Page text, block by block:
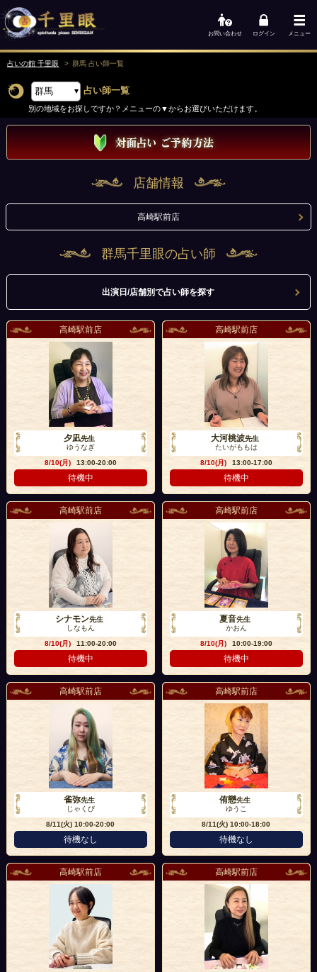
お問い合わせ ログイン メニュー
占いの館 千里眼 群馬 占い師一覧
占い師一覧
別の地域をお探しですか？メニューの▼からお選びいただけます。
店舗情報
高崎駅前店
群馬千里眼の占い師
出演日/店舗別で占い師を探す
高崎駅前店
夕凪先生
ゆうなぎ
8/10(月)
13:00-20:00
待機中
高崎駅前店
大河桃波先生
たいがももは
8/10(月)
13:00-17:00
待機中
高崎駅前店
シナモン先生
しなもん
8/10(月)
11:00-20:00
待機中
高崎駅前店
夏音先生
かおん
8/10(月)
10:00-19:00
待機中
高崎駅前店
雀弥先生
じゃくび
8/11(火)10:00-20:00
待機なし
高崎駅前店
侑戀先生
ゆうこ
8/11(火)10:00-18:00
待機なし
高崎駅前店 高崎駅前店